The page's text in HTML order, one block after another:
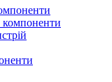
компоненти